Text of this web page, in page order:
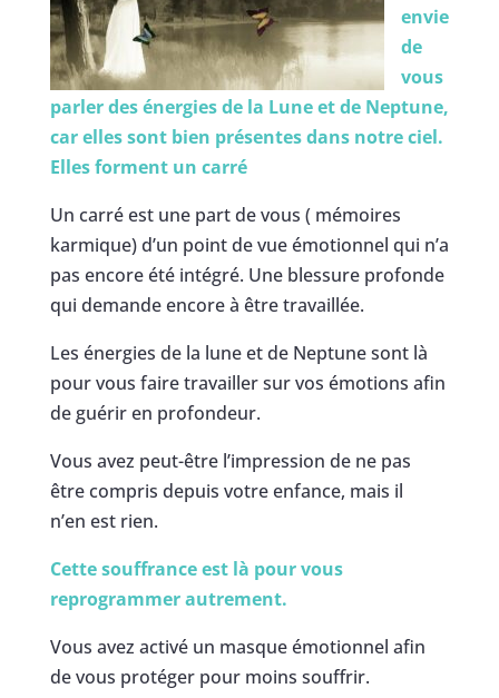
envie
de
vous
parler des énergies de la Lune et de Neptune,
car elles sont bien présentes dans notre ciel.
Elles forment un carré
Un carré est une part de vous ( mémoires
karmique) d’un point de vue émotionnel qui n’a
pas encore été intégré. Une blessure profonde
qui demande encore à être travaillée.
Les énergies de la lune et de Neptune sont là
pour vous faire travailler sur vos émotions afin
de guérir en profondeur.
Vous avez peut-être l’impression de ne pas
être compris depuis votre enfance, mais il
n’en est rien.
Cette souffrance est là pour vous
reprogrammer autrement.
Vous avez activé un masque émotionnel afin
de vous protéger pour moins souffrir.